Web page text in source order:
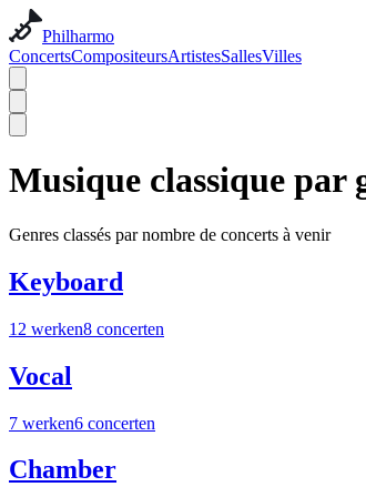
Philharmo
ConcertsCompositeursArtistesSallesVilles
Musique classique par
Genres classés par nombre de concerts à venir
Keyboard
12 werken8 concerten
Vocal
7 werken6 concerten
Chamber